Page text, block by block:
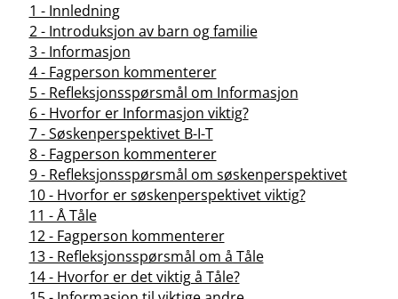
1 - Innledning
2 - Introduksjon av barn og familie
3 - Informasjon
4 - Fagperson kommenterer
5 - Refleksjonsspørsmål om Informasjon
6 - Hvorfor er Informasjon viktig?
7 - Søskenperspektivet B-I-T
8 - Fagperson kommenterer
9 - Refleksjonsspørsmål om søskenperspektivet
10 - Hvorfor er søskenperspektivet viktig?
11 - Å Tåle
12 - Fagperson kommenterer
13 - Refleksjonsspørsmål om å Tåle
14 - Hvorfor er det viktig å Tåle?